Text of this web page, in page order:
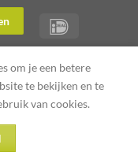
PURE COVERZ
om je een betere
te bekijken en te
van cookies.